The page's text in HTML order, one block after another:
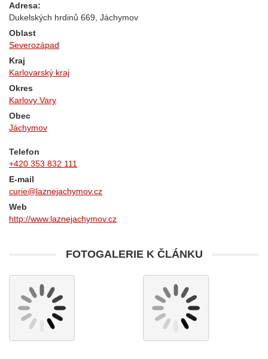
Adresa:
Dukelských hrdinů 669, Jáchymov
Oblast
Severozápad
Kraj
Karlovarský kraj
Okres
Karlovy Vary
Obec
Jáchymov
Telefon
+420 353 832 111
E-mail
curie@laznejachymov.cz
Web
http://www.laznejachymov.cz
FOTOGALERIE K ČLÁNKU